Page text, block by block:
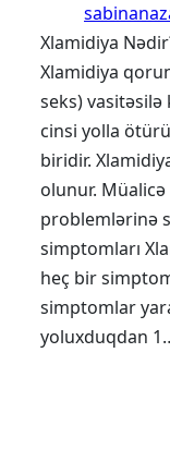
Xlamidiya
Xlamidiya
seks) vasitəsilə
cinsi yolla
biridir.
olunur.
problemlərinə
simptomları
heç bir
simptomlar
yoluxduqdan